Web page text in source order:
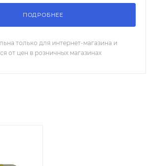
ПОДРОБНЕЕ
только для интернет-магазина и
от цен в розничных магазинах